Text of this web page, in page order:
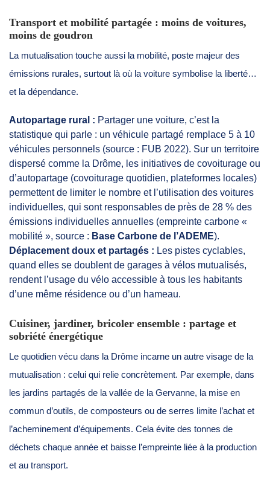
Transport et mobilité partagée : moins de voitures,
moins de goudron
La mutualisation touche aussi la mobilité, poste majeur des
émissions rurales, surtout là où la voiture symbolise la liberté…
et la dépendance.
Autopartage rural : Partager une voiture, c’est la
statistique qui parle : un véhicule partagé remplace 5 à 10
véhicules personnels (source : FUB 2022). Sur un territoire
dispersé comme la Drôme, les initiatives de covoiturage ou
d’autopartage (covoiturage quotidien, plateformes locales)
permettent de limiter le nombre et l’utilisation des voitures
individuelles, qui sont responsables de près de 28 % des
émissions individuelles annuelles (empreinte carbone «
mobilité », source : Base Carbone de l’ADEME).
Déplacement doux et partagés : Les pistes cyclables,
quand elles se doublent de garages à vélos mutualisés,
rendent l’usage du vélo accessible à tous les habitants
d’une même résidence ou d’un hameau.
Cuisiner, jardiner, bricoler ensemble : partage et
sobriété énergétique
Le quotidien vécu dans la Drôme incarne un autre visage de la
mutualisation : celui qui relie concrètement. Par exemple, dans
les jardins partagés de la vallée de la Gervanne, la mise en
commun d’outils, de composteurs ou de serres limite l’achat et
l’acheminement d’équipements. Cela évite des tonnes de
déchets chaque année et baisse l’empreinte liée à la production
et au transport.